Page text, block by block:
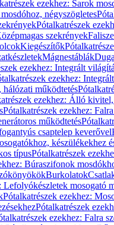
ezekhez: Sarok
négyszögletes
Pótalkatrészek
szekrények
Kiegészítők
Mágnestáblák
ezekhez: Integrált
ezekhez:
működtetés
ezekhez: Álló
Pótalkatrészek ezekhez:
működtetés
csaptelep keverővel
készülékekhez
típusPótalkatrészek
Búraszifonok
Burkolatok
Lefolyókészletek mosogató
Pótalkatrészek ezekhez:
Pótalkatrészek
ezekhez: Falra